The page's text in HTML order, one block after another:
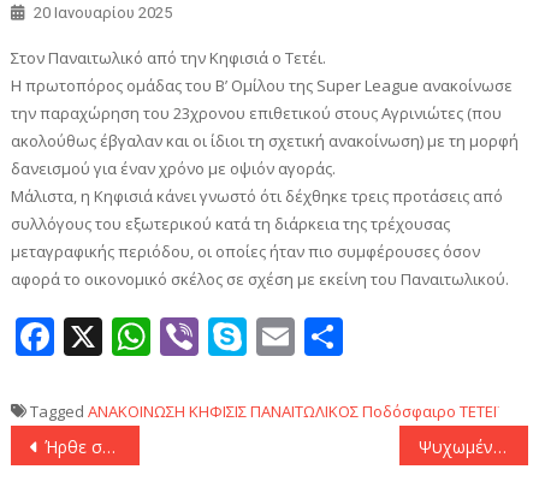
20 Ιανουαρίου 2025
Στον Παναιτωλικό από την Κηφισιά ο Τετέι.
Η πρωτοπόρος ομάδας του Β’ Ομίλου της Super League ανακοίνωσε
την παραχώρηση του 23χρονου επιθετικού στους Αγρινιώτες (που
ακολούθως έβγαλαν και οι ίδιοι τη σχετική ανακοίνωση) με τη μορφή
δανεισμού για έναν χρόνο με οψιόν αγοράς.
Μάλιστα, η Κηφισιά κάνει γνωστό ότι δέχθηκε τρεις προτάσεις από
συλλόγους του εξωτερικού κατά τη διάρκεια της τρέχουσας
μεταγραφικής περιόδου, οι οποίες ήταν πιο συμφέρουσες όσον
αφορά το οικονομικό σκέλος σε σχέση με εκείνη του Παναιτωλικού.
Facebook
X WhatsApp
ViberSkype
Email
Tagged ΑΝΑΚΟΙΝΩΣΗ ΚΗΦΙΣΙΣΠΑΝΑΙΤΩΛΙΚΟΣΠοδόσφαιρο ΤΕΤΕΪ
Πλοήγηση
Ήρθε σε συμφωνία με την Κάλιαρι ο ΠΑΟΚ για την απόκτηση του Βιετέσκα Ψυχωμένος Παναθηναϊκός θριάμβευσε του Ολυμπιακού με 78-72 και κλείδωσε την πρωτιά